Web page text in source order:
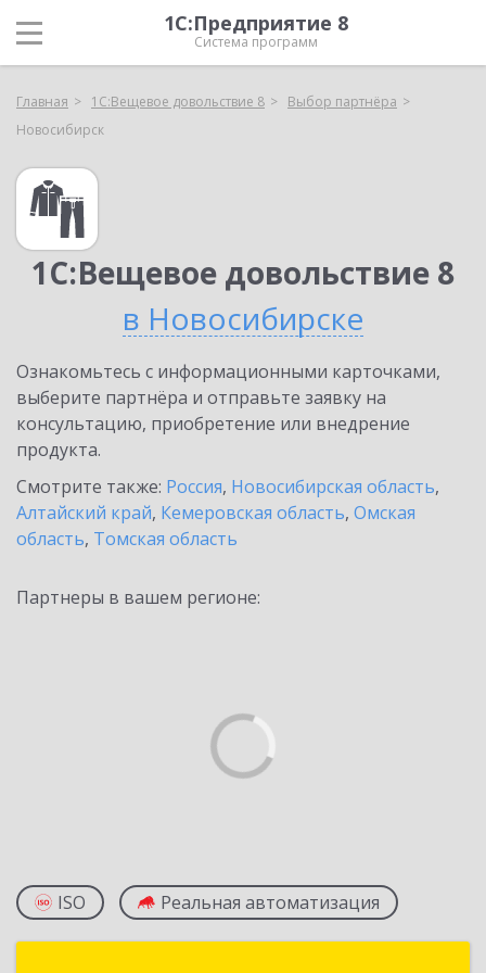
1С:Предприятие 8
Система программ
Главная 1С:Вещевое довольствие 8
Выбор партнёра
Новосибирск
1С:Вещевое довольствие 8
в Новосибирске
Ознакомьтесь с информационными карточками,
выберите партнёра и отправьте заявку на
консультацию, приобретение или внедрение
продукта.
Смотрите также: Россия, Новосибирская область,
Алтайский край, Кемеровская область, Омская
область, Томская область
Партнеры в вашем регионе:
ISO Реальная автоматизация